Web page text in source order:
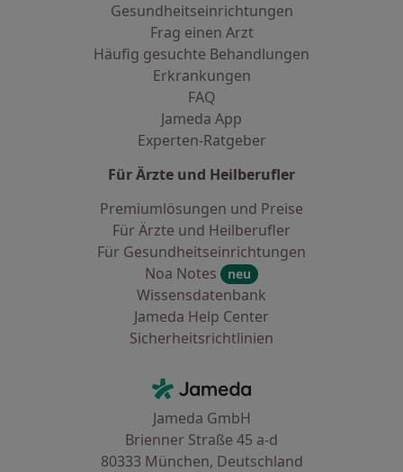
Gesundheitseinrichtungen
Frag einen Arzt
Häufig gesuchte Behandlungen
Erkrankungen
FAQ
Jameda App
Experten-Ratgeber
Für Ärzte und Heilberufler
Premiumlösungen und Preise
Für Ärzte und Heilberufler
Für Gesundheitseinrichtungen
Noa Notes
neu
Wissensdatenbank
Jameda Help Center
Sicherheitsrichtlinien
Jameda - Startseite
Jameda GmbH
Brienner Straße 45 a-d
80333 München, Deutschland